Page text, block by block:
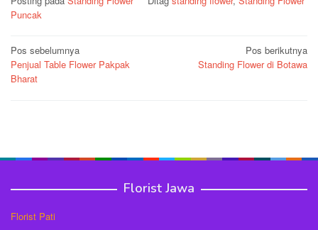
Puncak
Navigasi
pos
Pos sebelumnya
Penjual Table Flower Pakpak
Bharat
Pos berikutnya
Standing Flower di Botawa
Florist Jawa
Florist Pati